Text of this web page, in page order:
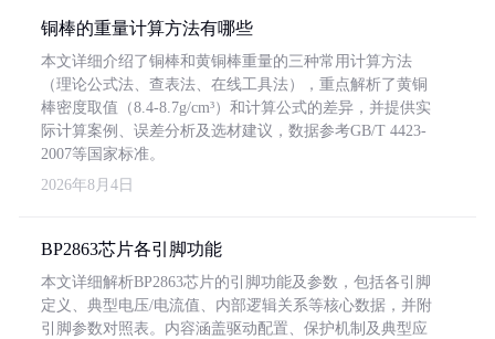
铜棒的重量计算方法有哪些
本文详细介绍了铜棒和黄铜棒重量的三种常用计算方法
（理论公式法、查表法、在线工具法），重点解析了黄铜
棒密度取值（8.4-8.7g/cm³）和计算公式的差异，并提供实
际计算案例、误差分析及选材建议，数据参考GB/T 4423-
2007等国家标准。
2026年8月4日
BP2863芯片各引脚功能
本文详细解析BP2863芯片的引脚功能及参数，包括各引脚
定义、典型电压/电流值、内部逻辑关系等核心数据，并附
引脚参数对照表。内容涵盖驱动配置、保护机制及典型应